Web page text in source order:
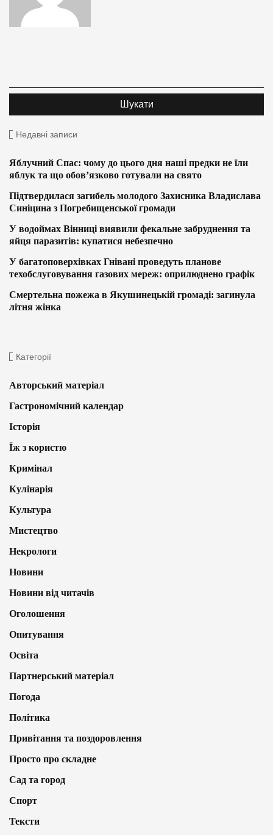
Недавні записи
Яблучний Спас: чому до цього дня наші предки не їли
яблук та що обов’язково готували на свято
Підтвердилася загибель молодого Захисника Владислава
Синіцина з Погребищенської громади
У водоймах Вінниці виявили фекальне забруднення та
яйця паразитів: купатися небезпечно
У багатоповерхівках Гнівані проведуть планове
техобслуговування газових мереж: оприлюднено графік
Смертельна пожежа в Якушинецькій громаді: загинула
літня жінка
Категорії
Авторський матеріал
Гастрономічний календар
Історія
Їж з користю
Кримінал
Кулінарія
Культура
Мистецтво
Некрологи
Новини
Новини від читачів
Оголошення
Опитування
Освіта
Партнерський матеріал
Погода
Політика
Привітання та поздоровлення
Просто про складне
Сад та город
Спорт
Тексти